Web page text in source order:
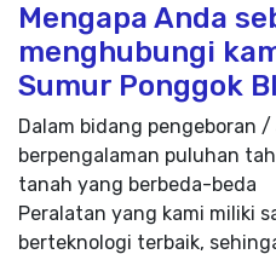
Mengapa Anda
menghubungi
Sumur Ponggok
Dalam bidang pengeboran
berpengalaman puluhan
tanah yang berbeda-beda
Peralatan yang kami miliki
berteknologi terbaik,